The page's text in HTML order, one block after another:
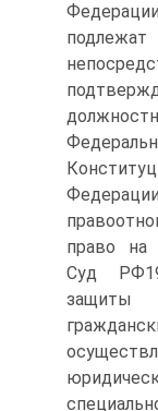
право на
Суд
защиты